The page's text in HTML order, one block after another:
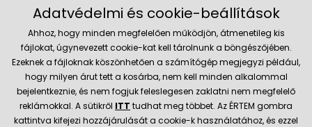
Szerviz és támogatás
Aktuális információk
Adatvédelmi és cookie-beállítások
Ahhoz, hogy minden megfelelően működjön, átmenetileg kis
fájlokat, úgynevezett cookie-kat kell tárolnunk a böngészőjében.
Ezeknek a fájloknak köszönhetően a számítógép megjegyzi például,
hogy milyen árut tett a kosárba, nem kell minden alkalommal
bejelentkeznie, és nem fogjuk feleslegesen zaklatni nem megfelelő
reklámokkal. A sütikről ITT tudhat meg többet. Az ÉRTEM gombra
kattintva kifejezi hozzájárulását a cookie-k használatához, és ezzel